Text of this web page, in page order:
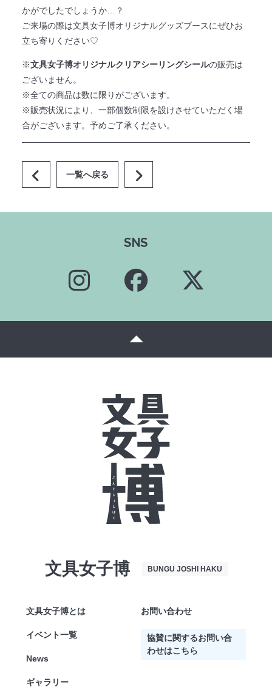
かがでしたでしょうか…？
ご来場の際は文具女子博オリジナルグッズブースにぜひお
立ち寄りください♡
※文具女子博オリジナルクリアシーリングシールの販売は
ございません。
※全ての商品は数に限りがございます。
※販売状況により、一部個数制限を設けさせていただく場
合がございます。予めご了承ください。
一覧へ戻る
SNS
文具女子博 BUNGU JOSHI HAKU
文具女子博とは
イベント一覧
News
ギャラリー
お問い合わせ
協賛に関するお問い合
わせはこちら